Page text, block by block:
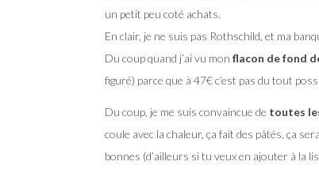
un petit peu coté achats.
En clair, je ne suis pas Rothschild, et ma
Du coup quand j’ai vu mon flacon de fond
figuré) parce que à 47€ c’est pas du tout
Du coup, je me suis convaincue de toutes
coule avec la chaleur, ça fait des pâtés, ça
bonnes (d’ailleurs si tu veux en ajouter à la